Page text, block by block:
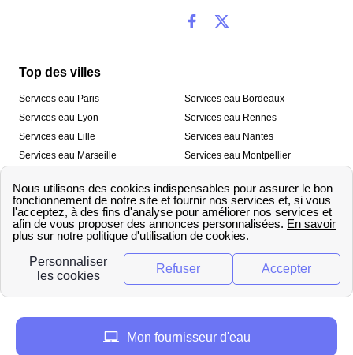
Top des villes
Services eau Paris
Services eau Lyon
Services eau Lille
Services eau Marseille
Services eau Toulon
Services eau Bordeaux
Services eau Rennes
Services eau Nantes
Services eau Montpellier
Services eau Strasbourg
Nos outils
🛁 Simulateur consommation eau
💧 Comparer les fournisseurs
d’eau
Mon fournisseur d'eau